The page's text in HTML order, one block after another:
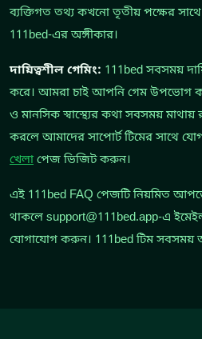
ব্যক্তিগত তথ্য কখনো তৃতীয় পক্ষের
111bed-এর অঙ্গীকার।
দায়িত্বশীল গেমিং: 111bed সবসময়
করে। আমরা চাই আপনি গেম উপভোগ
ও মানসিক স্বাস্থ্যের কথা সবসময়
করলে আমাদের সাপোর্ট টিমের সাথে
খেলা পেজ ভিজিট করুন।
এই 111bed FAQ পেজটি নিয়মিত
থাকলে support@111bed.app-এ
যোগাযোগ করুন। 111bed টিম সবসময়